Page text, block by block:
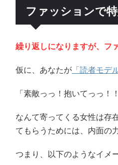
ファッションで
繰り返しになりますが、フ
仮に、あなたが 「読者モデ
「素敵っっ！抱いてっっ！！
なんて寄ってくる女性は存
てもらうためには、内面の
つまり、以下のようなイメ